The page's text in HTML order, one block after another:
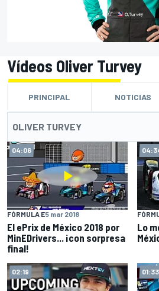
Vídeos Oliver Turvey
PRINCIPAL NOTICIAS
OLIVER TURVEY
04:06
FÓRMULA E5 mar 2018
El ePrix de México 2018 por
MinEDrivers... ¡con sorpresa
final!
Lo
02:19 01:33